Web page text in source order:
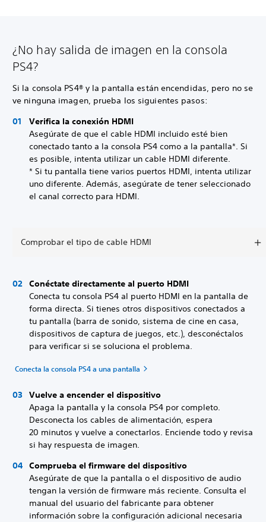
¿No hay salida de imagen en la consola
PS4?
Si la consola PS4® y la pantalla están encendidas, pero no se
ve ninguna imagen, prueba los siguientes pasos:
Verifica la conexión HDMI
Asegúrate de que el cable HDMI incluido esté bien
conectado tanto a la consola PS4 como a la pantalla*. Si
es posible, intenta utilizar un cable HDMI diferente.
* Si tu pantalla tiene varios puertos HDMI, intenta utilizar
uno diferente. Además, asegúrate de tener seleccionado
el canal correcto para HDMI.
Comprobar el tipo de cable HDMI
Conéctate directamente al puerto HDMI
Conecta tu consola PS4 al puerto HDMI en la pantalla de
forma directa. Si tienes otros dispositivos conectados a
tu pantalla (barra de sonido, sistema de cine en casa,
dispositivos de captura de juegos, etc.), desconéctalos
para verificar si se soluciona el problema.
Conecta la consola PS4 a una pantalla
Vuelve a encender el dispositivo
Apaga la pantalla y la consola PS4 por completo.
Desconecta los cables de alimentación, espera
20 minutos y vuelve a conectarlos. Enciende todo y revisa
si hay respuesta de imagen.
Comprueba el firmware del dispositivo
Asegúrate de que la pantalla o el dispositivo de audio
tengan la versión de firmware más reciente. Consulta el
manual del usuario del fabricante para obtener
información sobre la configuración adicional necesaria